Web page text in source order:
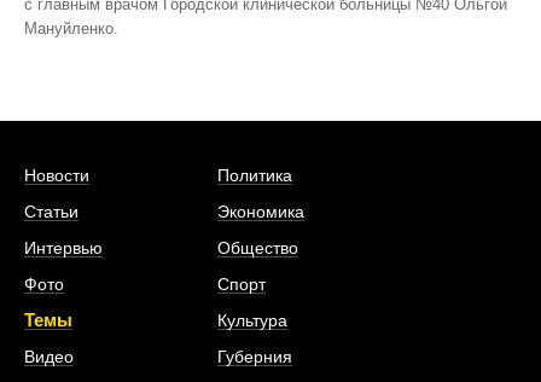
с главным врачом Городской клинической больницы №40 Ольгой
Мануйленко.
Новости
Статьи
Интервью
Фото
Темы
Видео
Политика
Экономика
Общество
Спорт
Культура
Губерния